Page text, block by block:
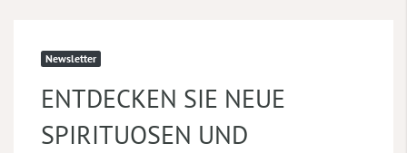
Newsletter
ENTDECKEN SIE NEUE
SPIRITUOSEN UND